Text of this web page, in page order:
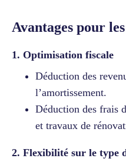
Avantages pour
1. Optimisation fiscale
Déduction des
l’amortissement.
Déduction des frais
et travaux de
2. Flexibilité sur le type